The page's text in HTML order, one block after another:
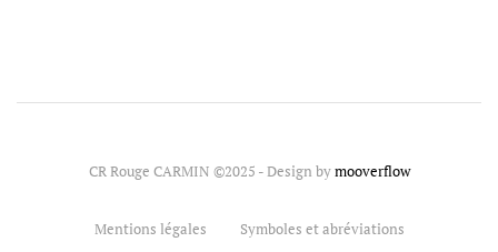
CR Rouge CARMIN ©2025 - Design bymooverflow
Mentions légales Symboles et abréviations